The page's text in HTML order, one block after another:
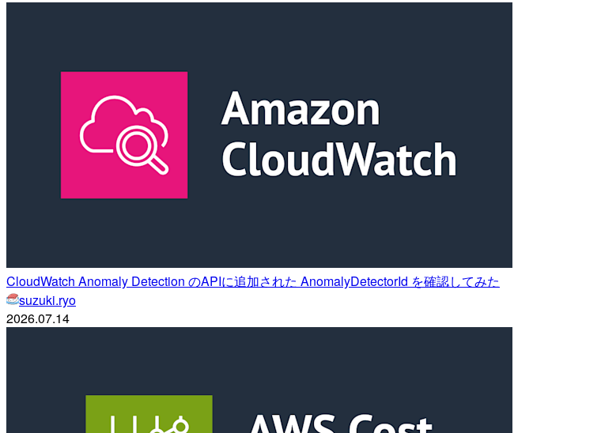
CloudWatch Anomaly Detection のAPIに追加された AnomalyDetectorId を確認してみた
suzuki.ryo
2026.07.14